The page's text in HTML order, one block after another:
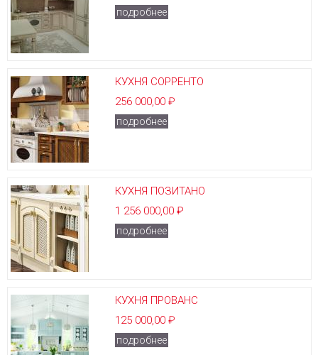
подробнее
КУХНЯ СОРРЕНТО
256 000,00 ₽
подробнее
КУХНЯ ПОЗИТАНО
1 256 000,00 ₽
подробнее
КУХНЯ ПРОВАНС
125 000,00 ₽
подробнее